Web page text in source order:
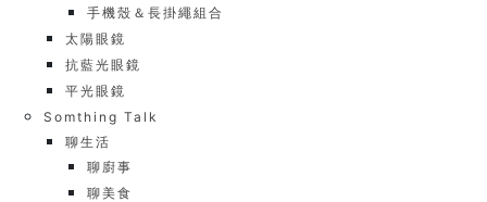
手機殼＆長掛繩組合
太陽眼鏡
抗藍光眼鏡
平光眼鏡
Somthing Talk
聊生活
聊廚事
聊美食